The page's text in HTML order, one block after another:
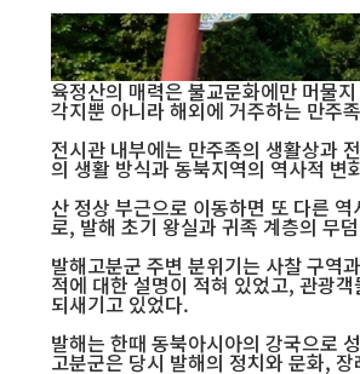
중국 길림성 둔화 육정산 문화관광구 입구를 찾은 관
변 지역 대표 관광명소로 꼽힌다. (사진=인터내셔널포
육정산의 매력은 불교문화에만 머물
각지뿐 아니라 해외에 거주하는 만주
전시관 내부에는 만주족의 생활상과
의 생활 방식과 동북지역의 역사적 변
산 정상 부근으로 이동하면 또 다른
로, 발해 초기 왕실과 귀족 계층의 무
발해고분군 주변 분위기는 사찰 구역
적에 대한 설명이 적혀 있었고, 관광
되새기고 있었다.
발해는 한때 동북아시아의 강국으로
고분군은 당시 발해의 정치와 문화,